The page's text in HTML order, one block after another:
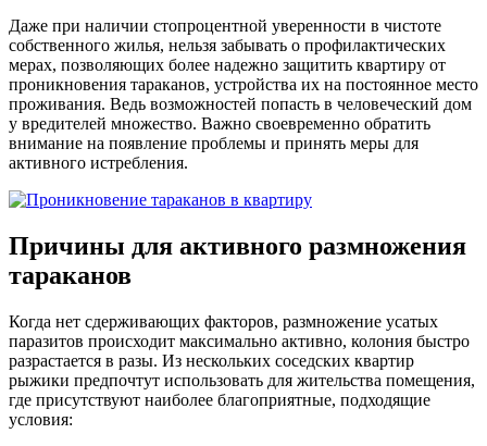
Даже при наличии стопроцентной уверенности в чистоте
собственного жилья, нельзя забывать о профилактических
мерах, позволяющих более надежно защитить квартиру от
проникновения тараканов, устройства их на постоянное место
проживания. Ведь возможностей попасть в человеческий дом
у вредителей множество. Важно своевременно обратить
внимание на появление проблемы и принять меры для
активного истребления.
Причины для активного размножения
тараканов
Когда нет сдерживающих факторов, размножение усатых
паразитов происходит максимально активно, колония быстро
разрастается в разы. Из нескольких соседских квартир
рыжики предпочтут использовать для жительства помещения,
где присутствуют наиболее благоприятные, подходящие
условия: